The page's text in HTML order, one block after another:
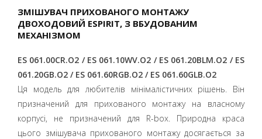
ЗМІШУВАЧ ПРИХОВАНОГО МОНТАЖУ
ДВОХОДОВИЙ ESPIRIT, З ВБУДОВАНИМ
МЕХАНІЗМОМ
ES 061.00CR.O2 / ES 061.10WV.O2 / ES 061.20BLM.O2 / ES
061.20GB.O2 / ES 061.60RGB.O2 / ES 061.60GLB.O2
Ця модель для любителів мінімалістичних рішень. Він
призначений для прихованого монтажу на власному
корпусі, не призначений для R-box. Природна краса
цього змішувача прихованого монтажу досягається за